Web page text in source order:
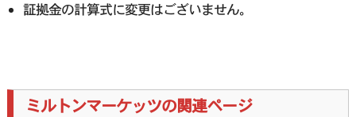
証拠金の計算式に変更はございません。
ミルトンマーケッツの関連ページ